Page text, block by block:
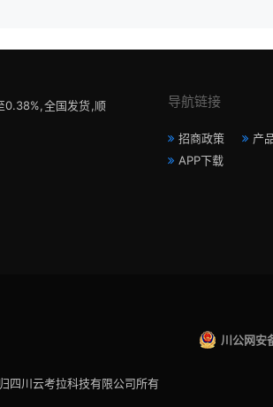
0.38%,全国发货,顺
导航链接
招商政策 产
APP下载
川公网安
四川云考拉科技有限公司所有